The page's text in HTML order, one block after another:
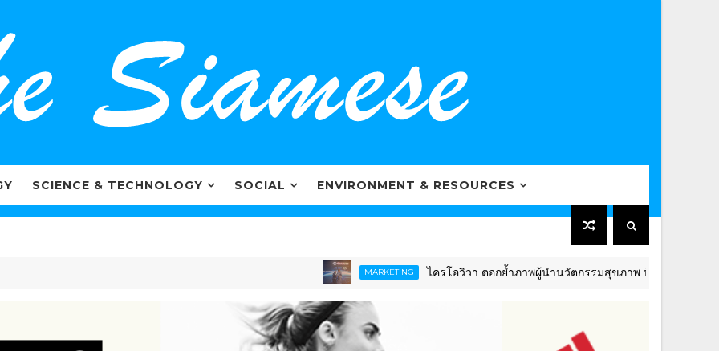
SCIENCE & TECHNOLOGY SOCIAL ENVIRONMENT & RESOURCES
MARKETING ไครโอวิวา ตอกย้ำภาพผู้นำนวัตกรรมสุขภาพ ปักธงดันไทยสู่